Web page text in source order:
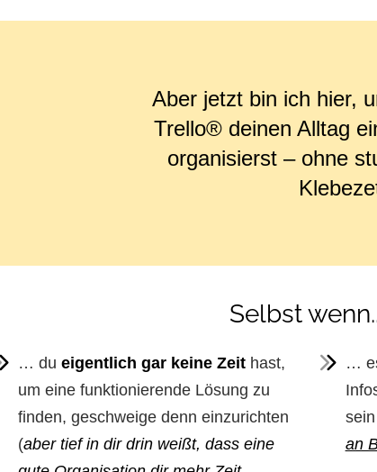
Aber jetzt bin ich hier,
Trello® deinen Alltag
organisierst – ohne
Selbst
… dueigentlich gar keine Zeit hast,
um eine funktionierende Lösung zu
finden, geschweige denn einzurichten
(aber tief in dir drin weißt, dass eine
…
an